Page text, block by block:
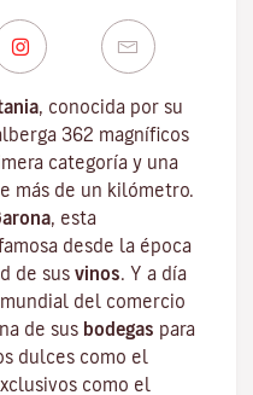
, conocida por su
362 magníficos
categoría y una
más de un kilómetro.
, esta
desde la época
de sus vinos. Y a día
del comercio
de sus bodegas para
dulces como el
como el